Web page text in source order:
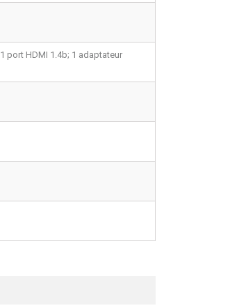
1 port HDMI 1.4b; 1 adaptateur